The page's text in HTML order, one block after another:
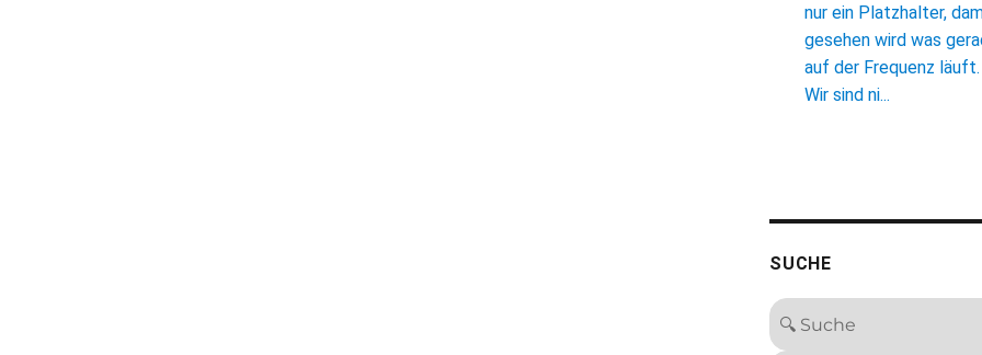
nur ein Platzhalter,
gesehen wird was
auf der Frequenz läuft.
Wir sind ni...
SUCHE